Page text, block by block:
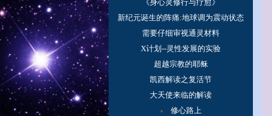
《身心灵修行与疗愈》
新纪元诞生的阵痛:地球调为震动状态
需要仔细审视通灵材料
X计划--灵性发展的实验
超越宗教的耶稣
凯西解读之复活节
大天使来临的解读
修心路上